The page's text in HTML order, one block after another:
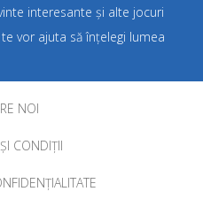
interesante și alte jocuri
vor ajuta să înțelegi lumea
NOI
CONDIȚII